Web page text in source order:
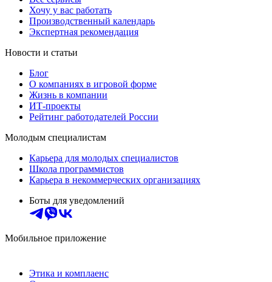
Хочу у вас работать
Производственный календарь
Экспертная рекомендация
Новости и статьи
Блог
О компаниях в игровой форме
Жизнь в компании
ИТ-проекты
Рейтинг работодателей России
Молодым специалистам
Карьера для молодых специалистов
Школа программистов
Карьера в некоммерческих организациях
Боты для уведомлений
Мобильное приложение
Этика и комплаенс